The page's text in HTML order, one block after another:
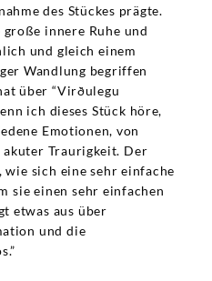
des Stückes prägte.
innere Ruhe und
und gleich einem
Wandlung begriffen
über “Virðulegu
ich dieses Stück höre,
Emotionen, von
Traurigkeit. Der
sich eine sehr einfache
sie einen sehr einfachen
etwas aus über
und die